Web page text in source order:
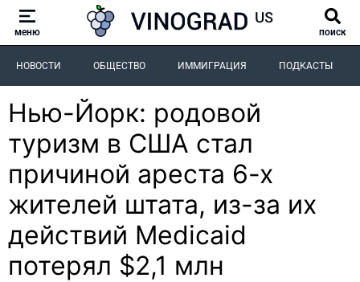
меню поиск
НОВОСТИ ОБЩЕСТВО ИММИГРАЦИЯ ПОДКАСТЫ
Нью-Йорк: родовой
туризм в США стал
причиной ареста 6-х
жителей штата, из-за их
действий Medicaid
потерял $2,1 млн